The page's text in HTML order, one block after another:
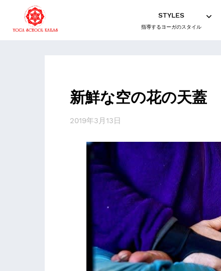
STYLES
指導するヨーガのスタイル
新鮮な空の花の天蓋
2019年3月13日